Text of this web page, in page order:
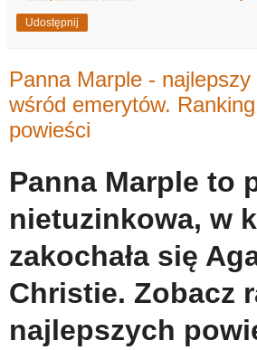
Udostępnij
Panna Marple -
wśród emerytów.
powieści
Panna Marple to
nietuzinkowa, w
zakochała się
Christie. Zobacz
najlepszych